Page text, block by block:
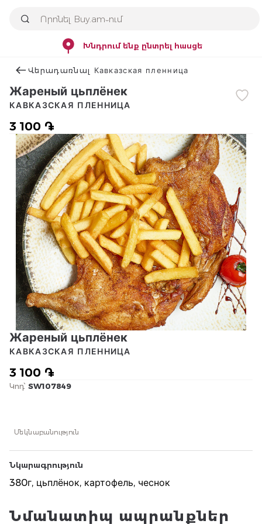
Խնդրում ենք ընտրել հասցե
Վերադառնալ Кавказская пленница
Жареный цьплёнек
3 100 ֏
КАВКАЗСКАЯ ПЛЕННИЦА
Жареный цьплёнек
3 100 ֏
КАВКАЗСКАЯ ПЛЕННИЦА
Կոդ՝ SW107849
Մեկնաբանություն
Նկարագրություն
380г, цьплёнок, картофель, чеснок
Նմանատիպ ապրանքներ